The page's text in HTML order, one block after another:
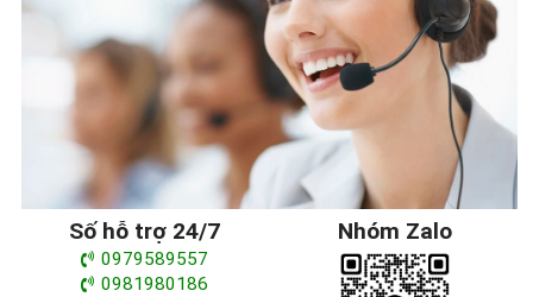
Số hỗ trợ 24/7
0979589557
0981980186
Nhóm Zalo